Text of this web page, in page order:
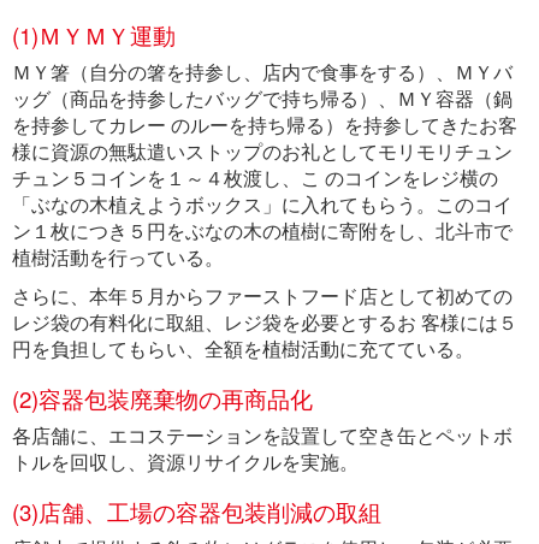
(1)ＭＹＭＹ運動
ＭＹ箸（自分の箸を持参し、店内で食事をする）、ＭＹバ
ッグ（商品を持参したバッグで持ち帰る）、ＭＹ容器（鍋
を持参してカレー のルーを持ち帰る）を持参してきたお客
様に資源の無駄遣いストップのお礼としてモリモリチュン
チュン５コインを１～４枚渡し、こ のコインをレジ横の
「ぶなの木植えようボックス」に入れてもらう。このコイ
ン１枚につき５円をぶなの木の植樹に寄附をし、北斗市で
植樹活動を行っている。
さらに、本年５月からファーストフード店として初めての
レジ袋の有料化に取組、レジ袋を必要とするお 客様には５
円を負担してもらい、全額を植樹活動に充てている。
(2)容器包装廃棄物の再商品化
各店舗に、エコステーションを設置して空き缶とペットボ
トルを回収し、資源リサイクルを実施。
(3)店舗、工場の容器包装削減の取組